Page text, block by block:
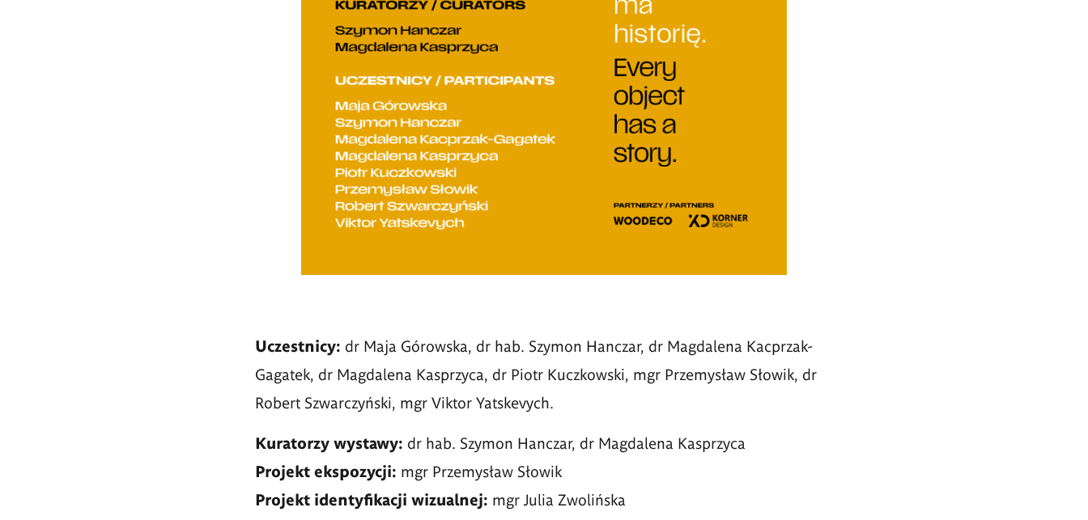
Uczestnicy: dr Maja Górowska, dr hab. Szymon Hanczar, dr Magdalena Kacprzak-
Gagatek, dr Magdalena Kasprzyca, dr Piotr Kuczkowski, mgr Przemysław Słowik, dr
Robert Szwarczyński, mgr Viktor Yatskevych.
Kuratorzy wystawy: dr hab. Szymon Hanczar, dr Magdalena Kasprzyca
Projekt ekspozycji: mgr Przemysław Słowik
Projekt identyfikacji wizualnej: mgr Julia Zwolińska